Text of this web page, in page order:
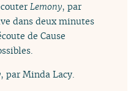
Lemony, par
dans deux minutes
de Cause
, par Minda Lacy.